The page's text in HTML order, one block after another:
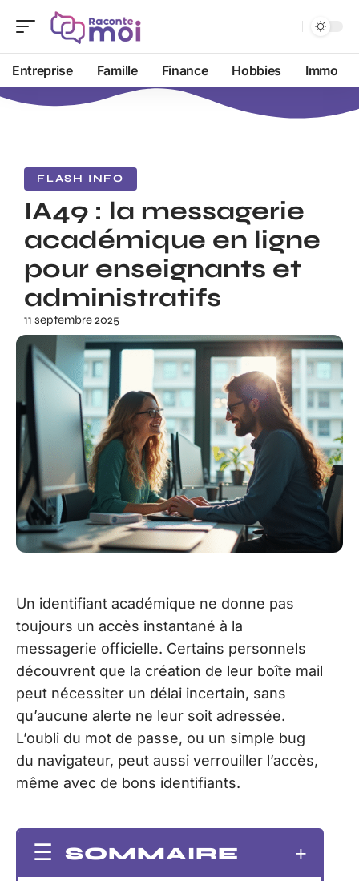
Entreprise Famille Finance Hobbies Immo
FLASH INFO
IA49 : la messagerie
académique en ligne
pour enseignants et
administratifs
11 septembre 2025
Un identifiant académique ne donne pas
toujours un accès instantané à la
messagerie officielle. Certains personnels
découvrent que la création de leur boîte mail
peut nécessiter un délai incertain, sans
qu’aucune alerte ne leur soit adressée.
L’oubli du mot de passe, ou un simple bug
du navigateur, peut aussi verrouiller l’accès,
même avec de bons identifiants.
SOMMAIRE